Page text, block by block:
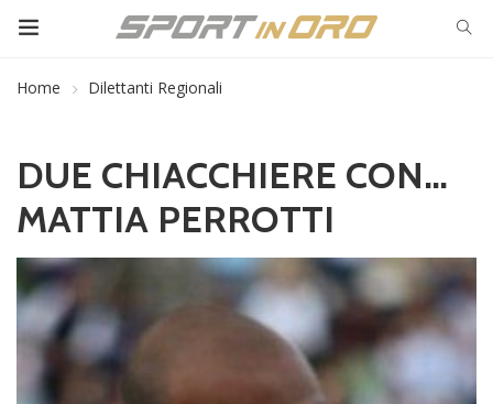
Home Dilettanti Regionali
DUE CHIACCHIERE CON…
MATTIA PERROTTI